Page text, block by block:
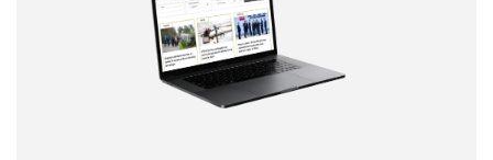
Correo electrónico
Tipo de comentario